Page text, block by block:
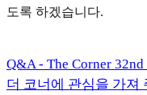
도록 하겠습니다.
Q&A - The Corner
더 코너에 관심을 가져